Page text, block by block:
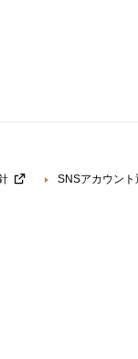
SNSアカウント